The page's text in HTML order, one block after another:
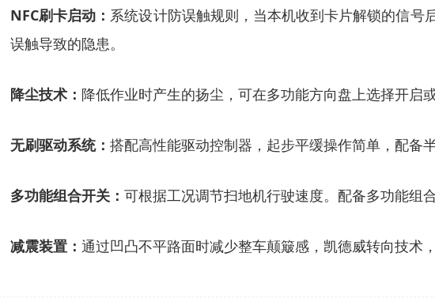
NFC刷卡启动： 系统设计防误触规则，当本机收到卡片解锁的信号
误触导致的隐患。
降尘技术 ： 降低作业时产生的扬尘， 可在多功能方向盘上选择开启或
无刷驱动系统： 搭配高性能驱动控制器，起步平缓操作简单 ，配备
多功能组合开关 ： 可根据工况调节扫地机行驶速度。配备多功能组
减震装置 ： 通过凹凸不平路面时减少整车颠簸感 ， 凯德威转向技术